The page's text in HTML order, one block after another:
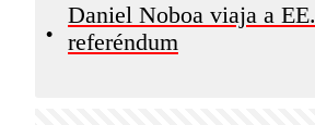
•
Daniel Noboa viaja a
referéndum